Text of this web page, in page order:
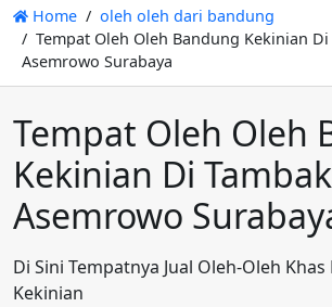
Home
oleh oleh dari bandung
Tempat Oleh Oleh Bandung Kekinian
Asemrowo Surabaya
Tempat Oleh Oleh
Kekinian Di
Asemrowo
Di Sini Tempatnya Jual Oleh-Oleh
Kekinian